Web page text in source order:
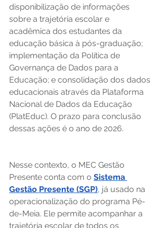
disponibilização de informações
sobre a trajetória escolar e
acadêmica dos estudantes da
educação básica à pós-graduação;
implementação da Política de
Governança de Dados para a
Educação; e consolidação dos dados
educacionais através da Plataforma
Nacional de Dados da Educação
(PlatEduc). O prazo para conclusão
dessas ações é o ano de 2026.
Nesse contexto, o MEC Gestão
Presente conta com o Sistema
Gestão Presente (SGP), já usado na
operacionalização do programa Pé-
de-Meia. Ele permite acompanhar a
trajetória escolar de todos os